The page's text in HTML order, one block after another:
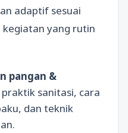
adaptif sesuai
kegiatan yang rutin
pangan &
praktik sanitasi, cara
dan teknik